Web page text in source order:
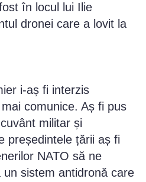
în locul lui Ilie
dronei care a lovit la
i-aș fi interzis
comunice. Aș fi pus
militar și
președintele țării aș fi
NATO să ne
sistem antidronă care